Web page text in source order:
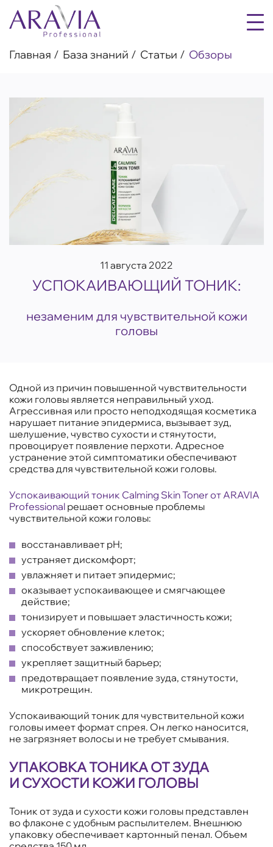
Главная База знаний Статьи Обзоры
11 августа 2022
УСПОКАИВАЮЩИЙ ТОНИК:
незаменим для чувствительной кожи
головы
Одной из причин повышенной чувствительности
кожи головы является неправильный уход.
Агрессивная или просто неподходящая косметика
нарушает питание эпидермиса, вызывает зуд,
шелушение, чувство сухости и стянутости,
провоцирует появление перхоти. Адресное
устранение этой симптоматики обеспечивают
средства для чувствительной кожи головы.
Успокаивающий тоник Calming Skin Toner от ARAVIA
Professional решает основные проблемы
чувствительной кожи головы:
восстанавливает pH;
устраняет дискомфорт;
увлажняет и питает эпидермис;
оказывает успокаивающее и смягчающее
действие;
тонизирует и повышает эластичность кожи;
ускоряет обновление клеток;
способствует заживлению;
укрепляет защитный барьер;
предотвращает появление зуда, стянутости,
микротрещин.
Успокаивающий тоник для чувствительной кожи
головы имеет формат спрея. Он легко наносится,
не загрязняет волосы и не требует смывания.
УПАКОВКА ТОНИКА ОТ ЗУДА
И СУХОСТИ КОЖИ ГОЛОВЫ
Тоник от зуда и сухости кожи головы представлен
во флаконе с удобным распылителем. Внешнюю
упаковку обеспечивает картонный пенал. Объем